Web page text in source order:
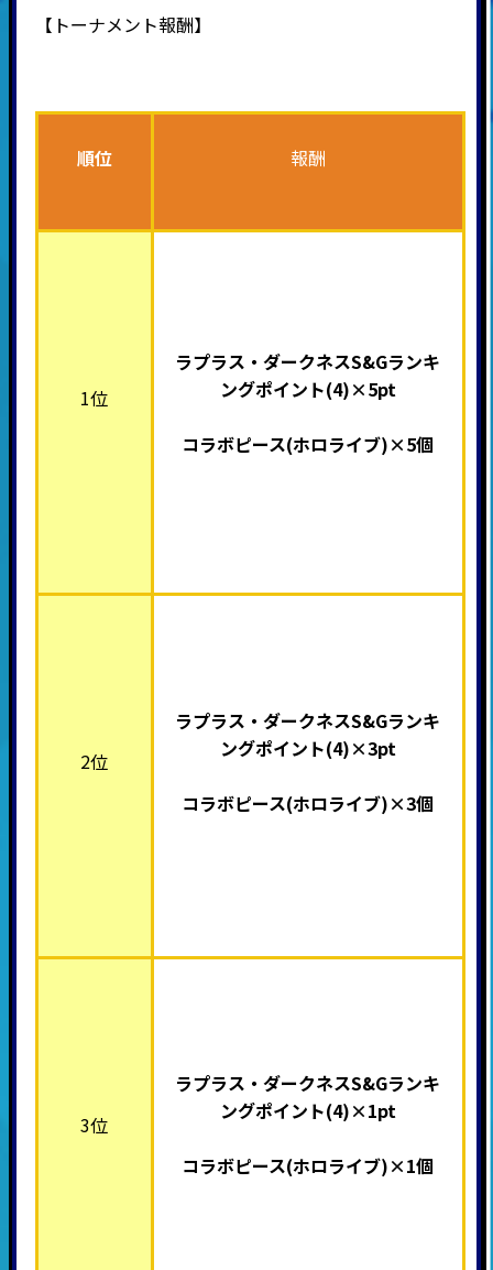
【トーナメント報酬】
順位 報酬
1位
ラプラス・ダークネスS&Gランキ
ングポイント(4)×5pt
コラボピース(ホロライブ)×5個
2位
ラプラス・ダークネスS&Gランキ
ングポイント(4)×3pt
コラボピース(ホロライブ)×3個
3位
ラプラス・ダークネスS&Gランキ
ングポイント(4)×1pt
コラボピース(ホロライブ)×1個